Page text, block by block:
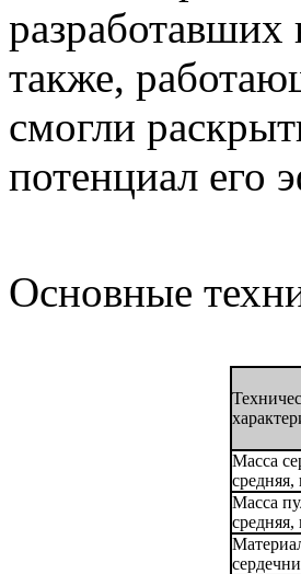
разработавших
также,
смогли
потенциал его
Основные
Масса
средняя,
Масса
средняя,